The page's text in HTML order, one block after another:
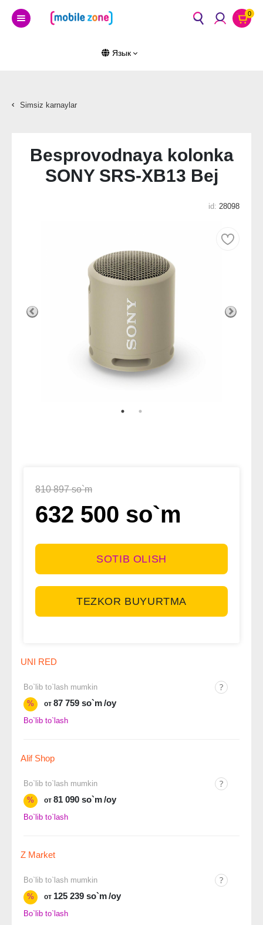
0
Язык
Simsiz karnaylar
Besprovodnaya kolonka
SONY SRS-XB13 Bej
id: 28098
810 897 so`m
632 500 so`m
SOTIB OLISH
TEZKOR BUYURTMA
UNI RED
Bo`lib to`lash mumkin
%
от 87 759 so`m/oy
Bo`lib to`lash
Alif Shop
Bo`lib to`lash mumkin
%
от 81 090 so`m/oy
Bo`lib to`lash
Z Market
Bo`lib to`lash mumkin
%
от 125 239 so`m/oy
Bo`lib to`lash